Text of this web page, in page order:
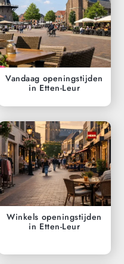
Vandaag openingstijden
in Etten-Leur
Winkels openingstijden
in Etten-Leur